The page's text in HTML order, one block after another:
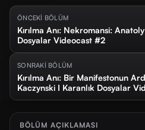
ÖNCEKİ BÖLÜM
Kırılma Anı: Nekromansi:
Dosyalar Videocast #2
SONRAKİ BÖLÜM
Kırılma Anı: Bir Manifestonun
Kaczynski I Karanlık
BÖLÜM AÇIKLAMASI